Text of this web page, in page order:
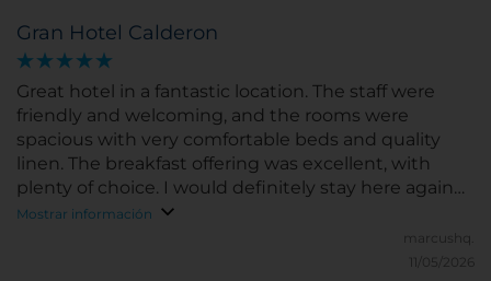
Gran Hotel Calderon
Great hotel in a fantastic location. The staff were
friendly and welcoming, and the rooms were
spacious with very comfortable beds and quality
linen. The breakfast offering was excellent, with
plenty of choice. I would definitely stay here again
when visiting Barcelona.
Mostrar información
marcushq.
11/05/2026